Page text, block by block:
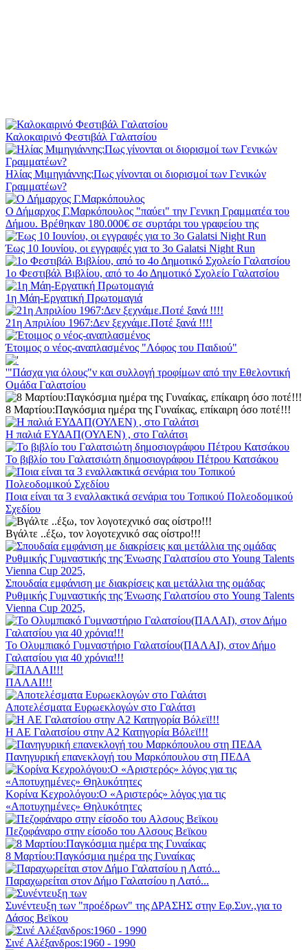
Καλοκαιρινό Φεστιβάλ Γαλατσίου
Ηλίας Μιμηγιάννης:Πως γίνονται οι διορισμοί των Γενικών
Γραμματέων?
Ο Δήμαρχος Γ.Μαρκόπουλος "παύει" την Γενικη Γραμματέα του
Δήμου. Βρέθηκαν 180.000€ σε συρτάρι του γραφείου της
Έως 10 Ιουνίου, οι εγγραφές για το 3ο Galatsi Night Run
1o Φεστιβάλ Βιβλίου, από το 4ο Δημοτικό Σχολείο Γαλατσίου
1η Μάη-Εργατική Πρωτομαγιά
21η Απριλίου 1967:Δεν ξεχνάμε.Ποτέ ξανά !!!!
Έτοιμος ο νέος-αναπλασμένος "Λόφος του Παιδιού"
'"Πάσχα για όλους"ν και συλλογή τροφίμων από την Εθελοντική
Ομάδα Γαλατσίου
8 Μαρτίου:Παγκόσμια ημέρα της Γυναίκας, επίκαιρη όσο ποτέ!!!
Η παλιά ΕΥΔΑΠ(ΟΥΛΕΝ) , στο Γαλάτσι
Το βιβλίο του Γαλατσιώτη δημοσιογράφου Πέτρου Κατσάκου
Ποια είναι τα 3 εναλλακτικά σενάρια του Τοπικού Πολεοδομικού
Σχεδίου
Βγάλτε ..έξω, τον λογοτεχνικό σας οίστρο!!!
Σπουδαία εμφάνιση με διακρίσεις και μετάλλια της ομάδας
Ρυθμικής Γυμναστικής της Ένωσης Γαλατσίου στο Young Talents
Vienna Cup 2025,
Το Ολυμπιακό Γυμναστήριο Γαλατσίου(ΠΑΛΑΙ), στον Δήμο
Γαλατσίου για 40 χρόνια!!!
ΠΑΛΑΙ!!!
Αποτελέσματα Ευρωεκλογών στο Γαλάτσι
Η ΑΕ Γαλατσίου στην Α2 Κατηγορία Βόλεϊ!!!
Πανηγυρική επανεκλογή του Μαρκόπουλου στη ΠΕΔΑ
Κορίνα Κεχρολόγου:Ο «Αριστερός» λόγος για τις
«Αποτυχημένες» Θηλυκότητες
Πεζοφάναρο στην είσοδο του Αλσους Βεϊκου
8 Μαρτίου:Παγκόσμια ημέρα της Γυναίκας
Παραχωρείται στον Δήμο Γαλατσίου η Λατό...
Συνέντευξη των "προέδρων" της ΔΡΑΣΗΣ στην Εφ.Συν.,για το
Δάσος Βεϊκου
Σινέ Αλέξανδροs:1960 - 1990